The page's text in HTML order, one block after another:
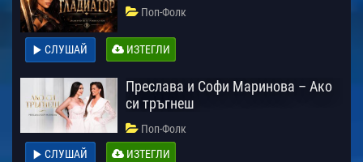
Поп-Фолк
СЛУШАЙ ИЗТЕГЛИ
Преслава и Софи Маринова – Ако
си тръгнеш
Поп-Фолк
СЛУШАЙ
ИЗТЕГЛИ